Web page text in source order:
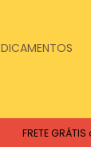
FRETE